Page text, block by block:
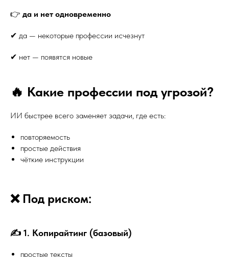
👉 да и нет одновременно
✔ да — некоторые профессии исчезнут
✔ нет — появятся новые
🔥 Какие профессии под угрозой?
ИИ быстрее всего заменяет задачи, где есть:
повторяемость
простые действия
чёткие инструкции
❌ Под риском:
✍️ 1. Копирайтинг (базовый)
простые тексты